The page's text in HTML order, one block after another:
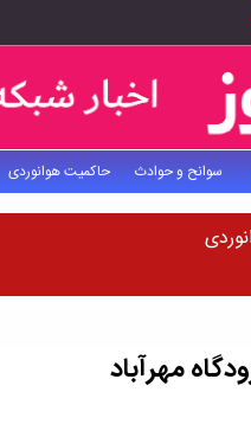
سوانح و حوادث حاکمیت هوانوردی
مهرآباد